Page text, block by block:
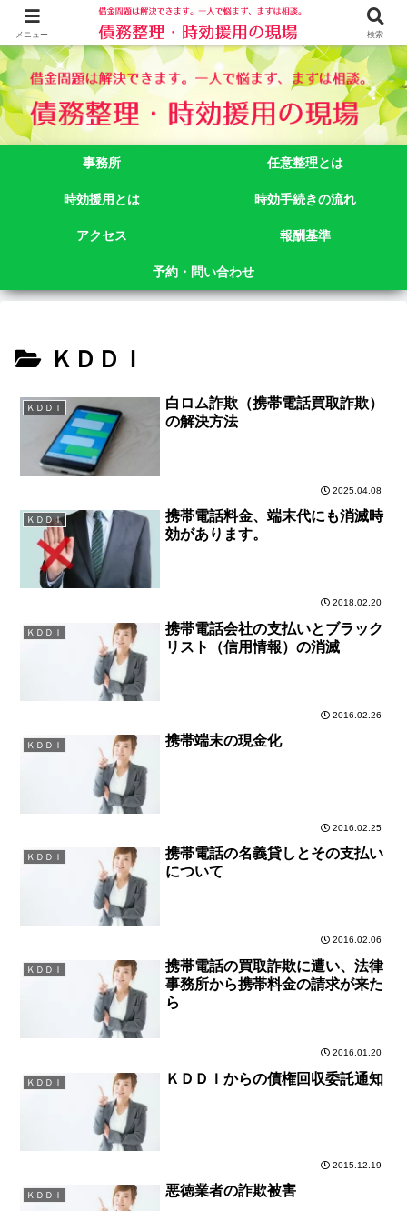
借金問題でお悩みなら司法書士法人御苑総合事務所にご相談下さい。 東京都
新宿区新宿二丁目５番１号アルテビル新宿４階 TEL:03-3356-3750
事務所 任意整理とは
時効援用とは 時効手続きの流れ
アクセス 報酬基準
予約・問い合わせ
ＫＤＤＩ
ＫＤＤＩ
白ロム詐欺（携帯電話買取詐欺）
の解決方法
2025.04.08
ＫＤＤＩ
携帯電話料金、端末代にも消滅時
効があります。
2018.02.20
ＫＤＤＩ
携帯電話会社の支払いとブラック
リスト（信用情報）の消滅
2016.02.26
ＫＤＤＩ 携帯端末の現金化
2016.02.25
ＫＤＤＩ
携帯電話の名義貸しとその支払い
について
2016.02.06
ＫＤＤＩ
携帯電話の買取詐欺に遭い、法律
事務所から携帯料金の請求が来た
ら
2016.01.20
ＫＤＤＩ ＫＤＤＩからの債権回収委託通知
2015.12.19
ＫＤＤＩ 悪徳業者の詐欺被害
メニュー 検索